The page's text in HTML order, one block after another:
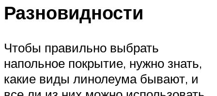
Разновидности
Чтобы правильно выбрать
напольное покрытие, нужно знать,
какие виды линолеума бывают, и